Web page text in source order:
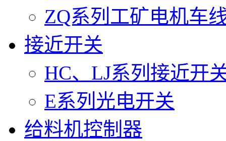
ZQ系列工矿电机车
接近开关
HC、LJ系列接近开
E系列光电开关
给料机控制器